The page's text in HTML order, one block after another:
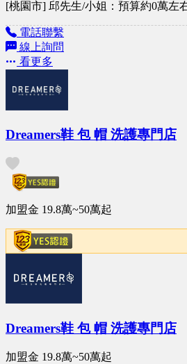
[桃園市] 邱先生/小姐：預算約0萬左
電話聯繫
線上詢問
看更多
Dreamers鞋 包 帽 洗護專門店
加盟金 19.8萬~50萬起
Dreamers鞋 包 帽 洗護專門店
加盟金 19.8萬~50萬起